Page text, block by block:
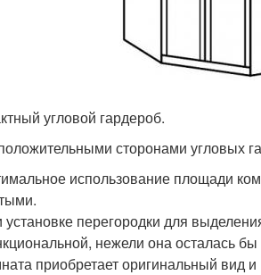
угловой гардероб.
сторонами угловых
использование площади
установке перегородки для
нежели она осталась
приобретает оригинальный вид